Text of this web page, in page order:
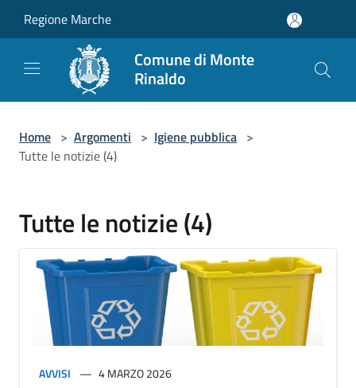
Regione Marche
Comune di Monte
Rinaldo
Home > Argomenti > Igiene pubblica >
Tutte le notizie (4)
Tutte le notizie (4)
AVVISI 4 MARZO 2026